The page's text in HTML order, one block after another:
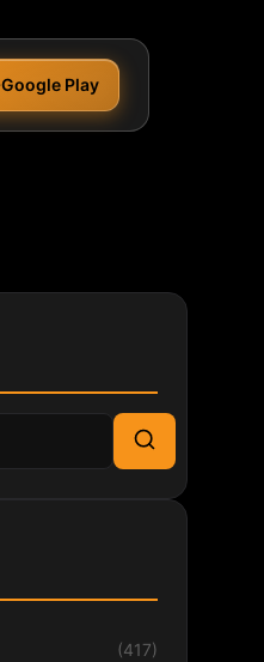
Google Play
Cerca
(417)